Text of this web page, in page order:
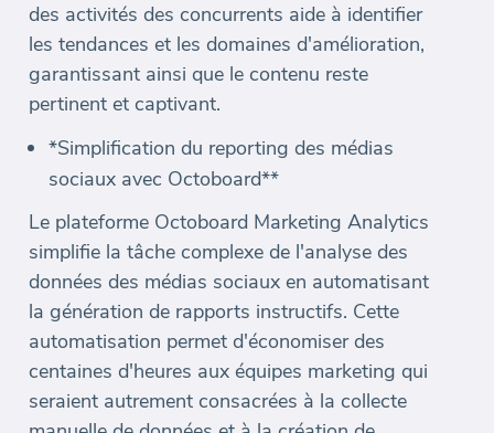
des activités des concurrents aide à identifier
les tendances et les domaines d'amélioration,
garantissant ainsi que le contenu reste
pertinent et captivant.
*Simplification du reporting des médias
sociaux avec Octoboard**
Le plateforme Octoboard Marketing Analytics
simplifie la tâche complexe de l'analyse des
données des médias sociaux en automatisant
la génération de rapports instructifs. Cette
automatisation permet d'économiser des
centaines d'heures aux équipes marketing qui
seraient autrement consacrées à la collecte